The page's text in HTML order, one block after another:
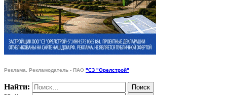
Реклама. Рекламодатель - ПАО "СЗ "Орелстрой"
Найти: